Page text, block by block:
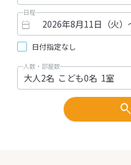
日程
日付指定なし
人数・部屋数